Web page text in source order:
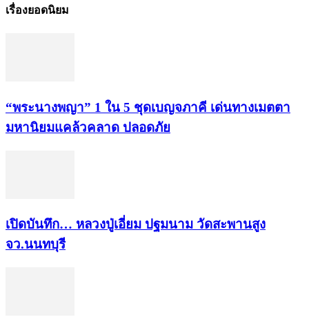
เรื่องยอดนิยม
“พระ​นาง​พญา” 1 ใน 5​ ชุดเบญจ​ภาคี​ เด่นทางเมตตา​
มหา​นิยม​แคล้วคลาด​ ปลอดภัย​
เปิดบันทึก… หลวงปู่เอี่ยม ​ปฐม​นาม​ วัดสะพานสูง​
จว.นนทบุรี